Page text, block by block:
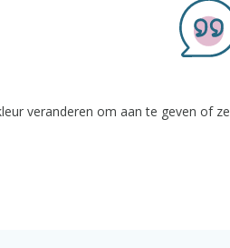
veranderen om aan te geven of ze